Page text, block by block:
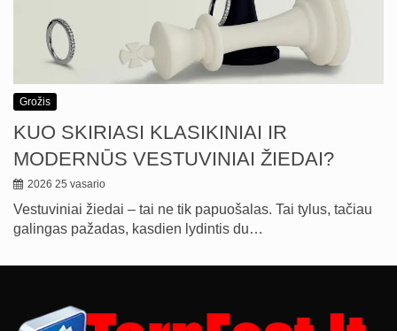
Grožis
KUO SKIRIASI KLASIKINIAI IR
MODERNŪS VESTUVINIAI ŽIEDAI?
2026 25 vasario
Vestuviniai žiedai – tai ne tik papuošalas. Tai tylus, tačiau
galingas pažadas, kasdien lydintis du…